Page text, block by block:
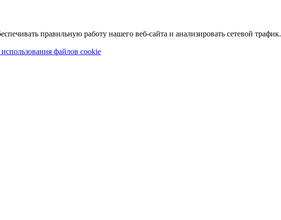
правильную работу нашего веб-сайта и анализировать сетевой трафик.
файлов cookie